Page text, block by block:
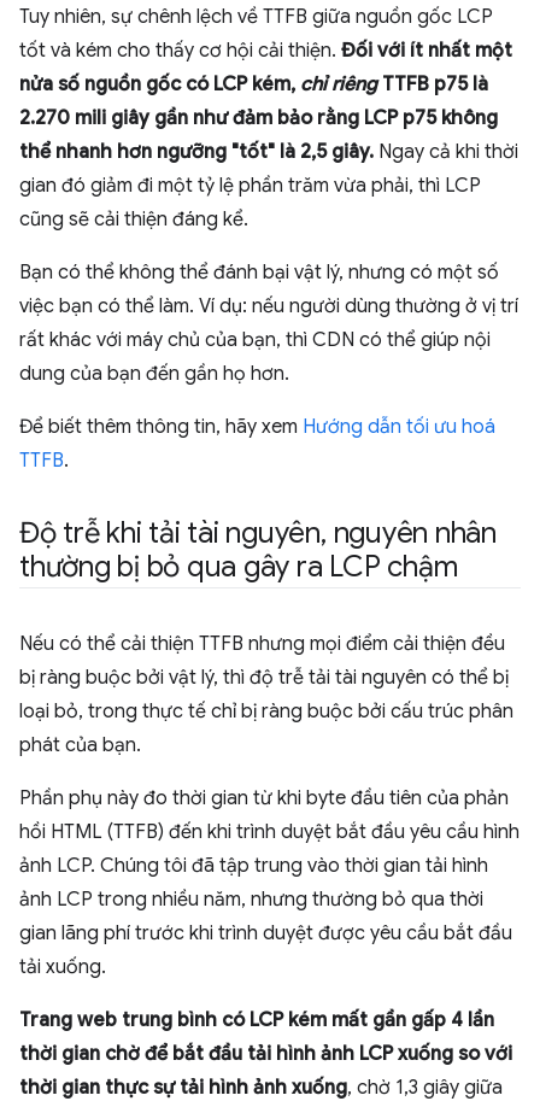
Tuy nhiên, sự chênh lệch về TTFB giữa nguồn gốc LCP
tốt và kém cho thấy cơ hội cải thiện. Đối với ít nhất một
nửa số nguồn gốc có LCP kém, chỉ riêngTTFB p75 là
2.270 mili giây gần như đảm bảo rằng LCP p75 không
thể nhanh hơn ngưỡng "tốt" là 2,5 giây. Ngay cả khi thời
gian đó giảm đi một tỷ lệ phần trăm vừa phải, thì LCP
cũng sẽ cải thiện đáng kể.
Bạn có thể không thể đánh bại vật lý, nhưng có một số
việc bạn có thể làm. Ví dụ: nếu người dùng thường ở vị trí
rất khác với máy chủ của bạn, thì CDN có thể giúp nội
dung của bạn đến gần họ hơn.
Để biết thêm thông tin, hãy xem Hướng dẫn tối ưu hoá
TTFB.
Độ trễ khi tải tài nguyên, nguyên nhân
thường bị bỏ qua gây ra LCP chậm
Nếu có thể cải thiện TTFB nhưng mọi điểm cải thiện đều
bị ràng buộc bởi vật lý, thì độ trễ tải tài nguyên có thể bị
loại bỏ, trong thực tế chỉ bị ràng buộc bởi cấu trúc phân
phát của bạn.
Phần phụ này đo thời gian từ khi byte đầu tiên của phản
hồi HTML (TTFB) đến khi trình duyệt bắt đầu yêu cầu hình
ảnh LCP. Chúng tôi đã tập trung vào thời gian tải hình
ảnh LCP trong nhiều năm, nhưng thường bỏ qua thời
gian lãng phí trước khi trình duyệt được yêu cầu bắt đầu
tải xuống.
Trang web trung bình có LCP kém mất gần gấp 4 lần
thời gian chờ để bắt đầu tải hình ảnh LCP xuống so với
thời gian thực sự tải hình ảnh xuống, chờ 1,3 giây giữa